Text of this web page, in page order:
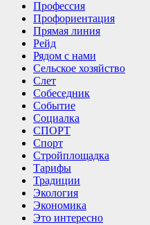
Профессия
Профориентация
Прямая линия
Рейд
Рядом с нами
Сельское хозяйство
Слет
Собеседник
Событие
Социалка
СПОРТ
Спорт
Стройплощадка
Тарифы
Традиции
Экология
Экономика
Это интересно